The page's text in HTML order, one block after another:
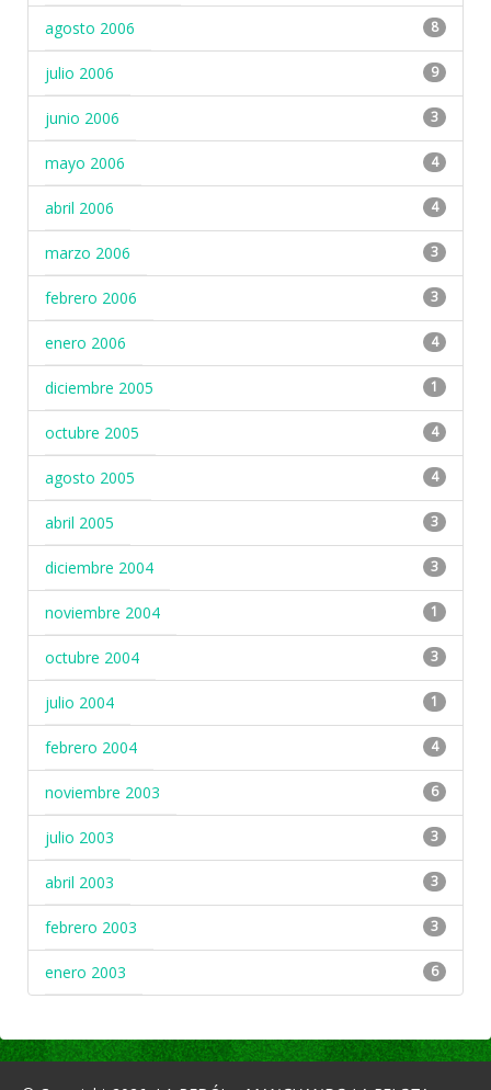
agosto 2006 8
julio 2006 9
junio 2006 3
mayo 2006 4
abril 2006 4
marzo 2006 3
febrero 2006 3
enero 2006 4
diciembre 2005 1
octubre 2005 4
agosto 2005 4
abril 2005 3
diciembre 2004 3
noviembre 2004 1
octubre 2004 3
julio 2004 1
febrero 2004 4
noviembre 2003 6
julio 2003 3
abril 2003 3
febrero 2003 3
enero 2003 6